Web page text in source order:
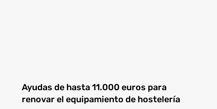
Ayudas de hasta 11.000 euros para
renovar el equipamiento de hostelería